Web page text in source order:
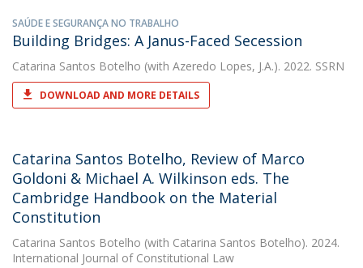
SAÚDE E SEGURANÇA NO TRABALHO
Building Bridges: A Janus-Faced Secession
Catarina Santos Botelho (with Azeredo Lopes, J.A.). 2022. SSRN
DOWNLOAD AND MORE DETAILS
Catarina Santos Botelho, Review of Marco
Goldoni & Michael A. Wilkinson eds. The
Cambridge Handbook on the Material
Constitution
Catarina Santos Botelho (with Catarina Santos Botelho). 2024.
International Journal of Constitutional Law